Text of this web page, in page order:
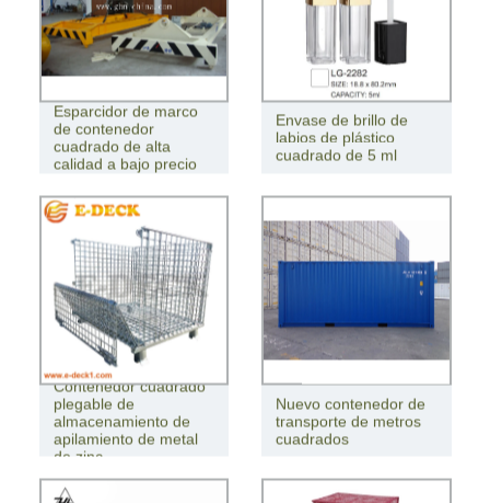
Esparcidor de marco
de contenedor
cuadrado de alta
calidad a bajo precio
Envase de brillo de
labios de plástico
cuadrado de 5 ml
Contenedor cuadrado
plegable de
almacenamiento de
apilamiento de metal
de zinc
Nuevo contenedor de
transporte de metros
cuadrados